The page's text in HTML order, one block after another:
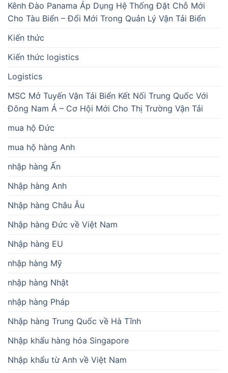
Kênh Đào Panama Áp Dụng Hệ Thống Đặt Chỗ Mới
Cho Tàu Biển – Đổi Mới Trong Quản Lý Vận Tải Biển
Kiến thức
Kiến thức logistics
Logistics
MSC Mở Tuyến Vận Tải Biển Kết Nối Trung Quốc Với
Đông Nam Á – Cơ Hội Mới Cho Thị Trường Vận Tải
mua hộ Đức
mua hộ hàng Anh
nhập hàng Ấn
Nhập hàng Anh
Nhập hàng Châu Âu
Nhập hàng Đức về Việt Nam
Nhập hàng EU
nhập hàng Mỹ
nhập hàng Nhật
nhập hàng Pháp
Nhập hàng Trung Quốc về Hà Tĩnh
Nhập khẩu hàng hóa Singapore
Nhập khẩu từ Anh về Việt Nam